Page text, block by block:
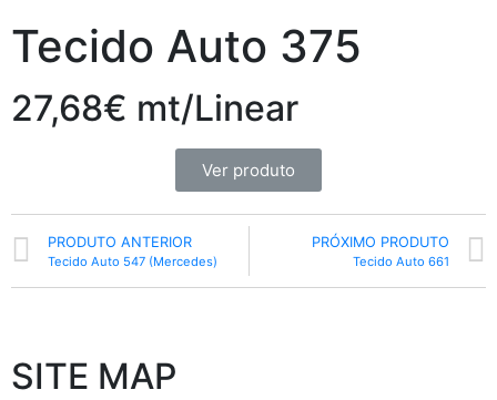
Tecido Auto 375
27,68€ mt/Linear
Ver produto
PRODUTO ANTERIOR
Tecido Auto 547 (Mercedes)
PRÓXIMO PRODUTO
Tecido Auto 661
SITE MAP